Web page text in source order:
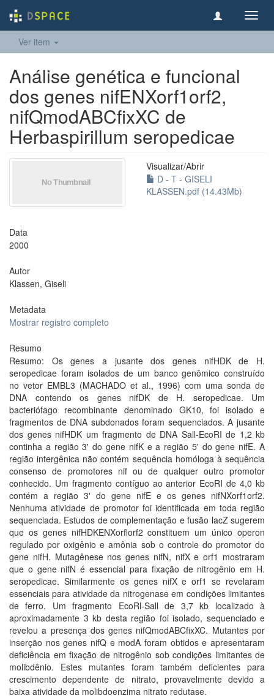
Ver item
Análise genética e funcional
dos genes nifENXorf1orf2,
nifQmodABCfixXC de
Herbaspirillum seropedicae
Visualizar/Abrir
D - T - GISELI
KLASSEN.pdf (14.43Mb)
Data
2000
Autor
Klassen, Giseli
Metadata
Mostrar registro completo
Resumo
Resumo: Os genes a jusante dos genes nifHDK de H.
seropedicae foram isolados de um banco genômico construído
no vetor EMBL3 (MACHADO et al., 1996) com uma sonda de
DNA contendo os genes nifDK de H. seropedicae. Um
bacteriófago recombinante denominado GK10, foi isolado e
fragmentos de DNA subdonados foram sequenciados. A jusante
dos genes nifHDK um fragmento de DNA Sall-EcoRI de 1,2 kb
continha a região 3' do gene nifK e a região 5' do gene nifE. A
região intergênica não contém sequência homóloga à sequência
consenso de promotores nif ou de qualquer outro promotor
conhecido. Um fragmento contíguo ao anterior EcoRI de 4,0 kb
contém a região 3' do gene nifE e os genes nifNXorf1orf2.
Nenhuma atividade de promotor foi identificada em toda região
sequenciada. Estudos de complementação e fusão lacZ sugerem
que os genes nifHDKENXorflorf2 constituem um único operon
regulado por oxigênio e amônia sob o controle do promotor do
gene nifH. Mutagênese nos genes nifN, nifX e orf1 mostraram
que o gene nifN é essencial para fixação de nitrogênio em H.
seropedicae. Similarmente os genes nifX e orf1 se revelaram
essenciais para atividade da nitrogenase em condições limitantes
de ferro. Um fragmento EcoRl-Sall de 3,7 kb localizado à
aproximadamente 3 kb desta região foi isolado, sequenciado e
revelou a presença dos genes nifQmodABCfixXC. Mutantes por
inserção nos genes nifQ e modA foram obtidos e apresentaram
deficiência em fixação de nitrogênio sob condições limitantes de
molibdênio. Estes mutantes foram também deficientes para
crescimento dependente de nitrato, provavelmente devido a
baixa atividade da molibdoenzima nitrato redutase.